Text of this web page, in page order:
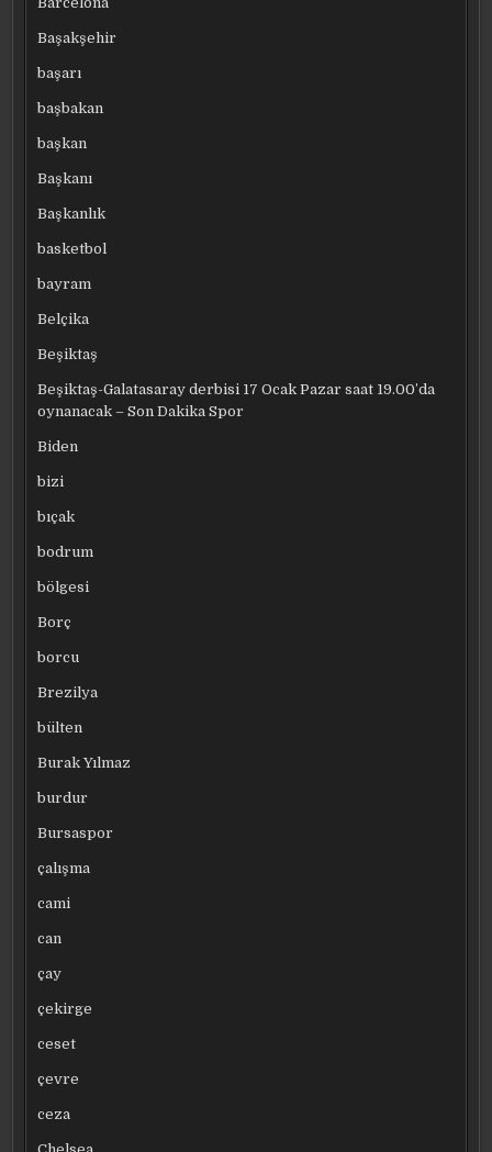
Başakşehir
başarı
başbakan
başkan
Başkanı
Başkanlık
basketbol
bayram
Belçika
Beşiktaş
Beşiktaş-Galatasaray derbisi 17 Ocak Pazar saat 19.00’da
oynanacak – Son Dakika Spor
Biden
bizi
bıçak
bodrum
bölgesi
Borç
borcu
Brezilya
bülten
Burak Yılmaz
burdur
Bursaspor
çalışma
cami
can
çay
çekirge
ceset
çevre
ceza